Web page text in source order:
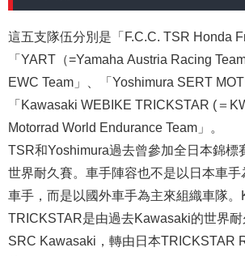
這五支隊伍分別是「F.C.C. TSR Honda
「YART（=Yamaha Austria Racing
EWC Team」、「Yoshimura SERT
「Kawasaki WEBIKE TRICKSTAR (＝
Motorrad World Endurance Team」。
TSR和Yoshimura過去曾參加全日本錦標
世界耐久賽。車手陣容也不是以日本車手
車手，而是以國外車手為主來組織車隊
TRICKSTAR是由過去Kawasaki的世界耐
SRC Kawasaki，轉由日本TRICKSTAR